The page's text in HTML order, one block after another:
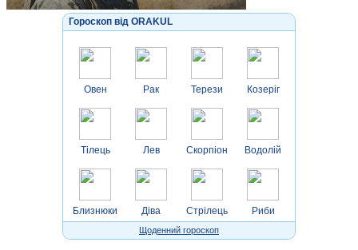
Гороскоп від ORAKUL
Овен
Тілець
Близнюки
Рак
Лев
Діва
Терези
Скорпіон
Стрілець
Козеріг
Водолій
Риби
Щоденний гороскоп